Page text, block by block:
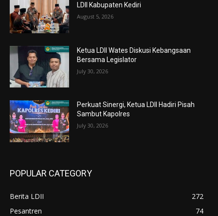
LDII Kabupaten Kediri
August 5, 2026
Ketua LDII Wates Diskusi Kebangsaan
Bersama Legislator
July 30, 2026
Perkuat Sinergi, Ketua LDII Hadiri Pisah
Sambut Kapolres
July 30, 2026
POPULAR CATEGORY
Berita LDII
272
Pesantren
74